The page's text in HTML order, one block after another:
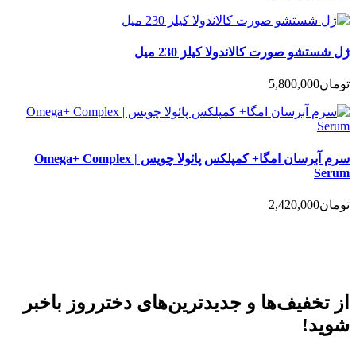
ژل شستشو صورت کالاندولا کیلز 230 میل
تومان5,800,000
سرم آبرسان امگا+ کمپلکس پائولا چویس | Omega+ Complex
Serum
تومان2,420,000
از تخفیف‌ها و جدیدترین‌های دخترروز باخبر
شوید!